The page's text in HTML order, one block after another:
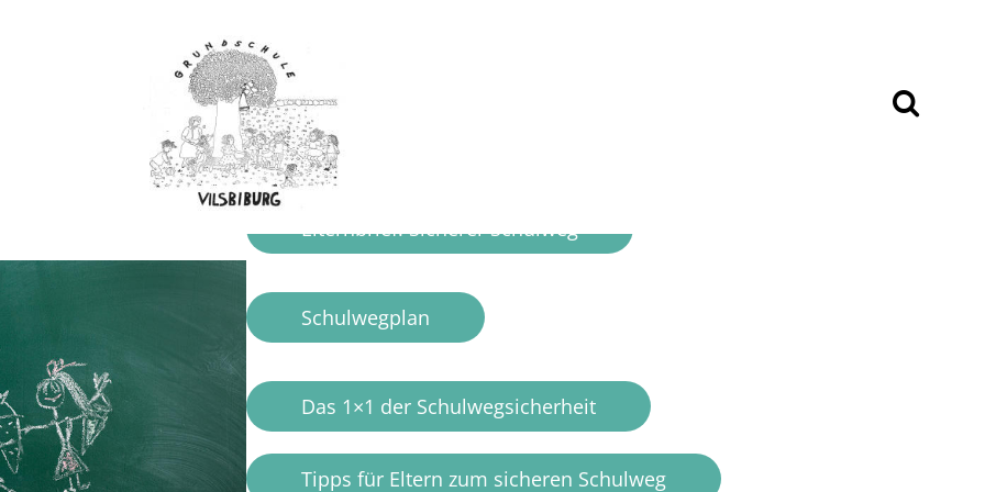
↓
Einschulung 2026/27
Informationen zur Einschulung im Schuljahr 2026/27:
Elternbrief: Sicherer Schulweg
Schulwegplan
Das 1×1 der Schulwegsicherheit
Tipps für Eltern zum sicheren Schulweg